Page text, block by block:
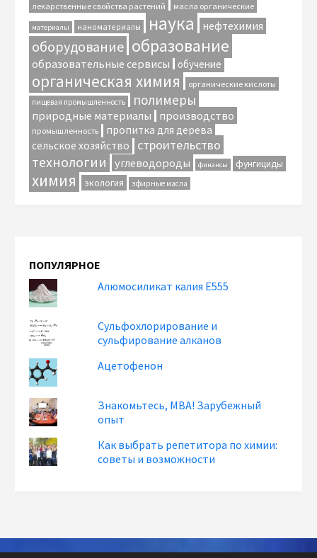
лекарственные свойства растений масла органические
материалы наноматериалы наука нефтехимия
оборудование образование
образовательные сервисы обучение
органическая химия органические кислоты
пищевая промышленность полимеры
природные материалы производство
промышленность
пропитка для дерева
сельское хозяйство
строительство
технологии углеводороды финансы фунгициды
химия экология эфирные масла
ПОПУЛЯРНОЕ
Алюмосиликат калия Е555
Сульфохлорирование и
сульфирование алканов
Ацетофенон
Знакомьтесь, MBA! Зарубежный
опыт
Как выбрать репетитора по химии:
советы и возможности